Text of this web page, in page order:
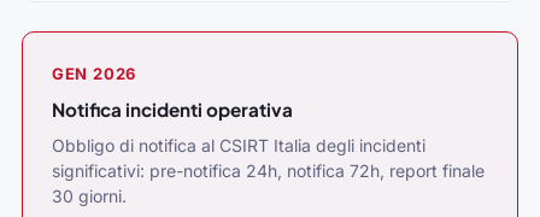
GEN 2026
Notifica incidenti operativa
Obbligo di notifica al CSIRT Italia degli incidenti
significativi: pre-notifica 24h, notifica 72h, report finale
30 giorni.